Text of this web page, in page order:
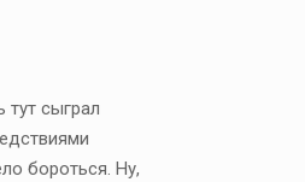
сыграл
бороться. Ну,